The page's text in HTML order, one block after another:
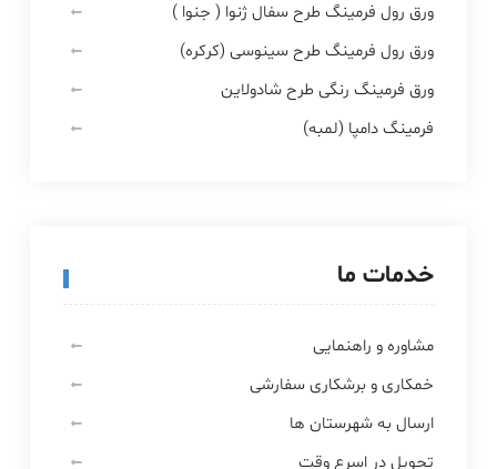
ورق رول فرمینگ طرح سفال ژنوا ( جنوا )
ورق رول فرمینگ طرح سینوسی (کرکره)
ورق فرمینگ رنگی طرح شادولاین
فرمینگ دامپا (لمبه)
خدمات ما
مشاوره و راهنمایی
خمکاری و برشکاری سفارشی
ارسال به شهرستان ها
تحویل در اسرع وقت